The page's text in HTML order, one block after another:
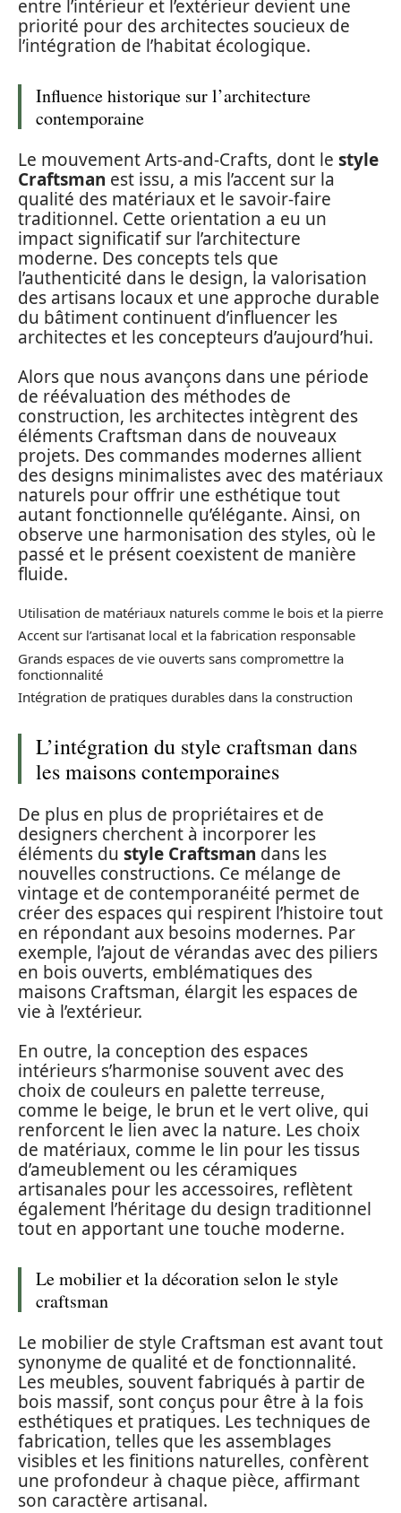
entre l’intérieur et l’extérieur devient une
priorité pour des architectes soucieux de
l’intégration de l’habitat écologique.
Influence historique sur l’architecture
contemporaine
Le mouvement Arts-and-Crafts, dont le style
Craftsman est issu, a mis l’accent sur la
qualité des matériaux et le savoir-faire
traditionnel. Cette orientation a eu un
impact significatif sur l’architecture
moderne. Des concepts tels que
l’authenticité dans le design, la valorisation
des artisans locaux et une approche durable
du bâtiment continuent d’influencer les
architectes et les concepteurs d’aujourd’hui.
Alors que nous avançons dans une période
de réévaluation des méthodes de
construction, les architectes intègrent des
éléments Craftsman dans de nouveaux
projets. Des commandes modernes allient
des designs minimalistes avec des matériaux
naturels pour offrir une esthétique tout
autant fonctionnelle qu’élégante. Ainsi, on
observe une harmonisation des styles, où le
passé et le présent coexistent de manière
fluide.
Utilisation de matériaux naturels comme le bois et la pierre
Accent sur l’artisanat local et la fabrication responsable
Grands espaces de vie ouverts sans compromettre la
fonctionnalité
Intégration de pratiques durables dans la construction
L’intégration du style craftsman dans
les maisons contemporaines
De plus en plus de propriétaires et de
designers cherchent à incorporer les
éléments du style Craftsman dans les
nouvelles constructions. Ce mélange de
vintage et de contemporanéité permet de
créer des espaces qui respirent l’histoire tout
en répondant aux besoins modernes. Par
exemple, l’ajout de vérandas avec des piliers
en bois ouverts, emblématiques des
maisons Craftsman, élargit les espaces de
vie à l’extérieur.
En outre, la conception des espaces
intérieurs s’harmonise souvent avec des
choix de couleurs en palette terreuse,
comme le beige, le brun et le vert olive, qui
renforcent le lien avec la nature. Les choix
de matériaux, comme le lin pour les tissus
d’ameublement ou les céramiques
artisanales pour les accessoires, reflètent
également l’héritage du design traditionnel
tout en apportant une touche moderne.
Le mobilier et la décoration selon le style
craftsman
Le mobilier de style Craftsman est avant tout
synonyme de qualité et de fonctionnalité.
Les meubles, souvent fabriqués à partir de
bois massif, sont conçus pour être à la fois
esthétiques et pratiques. Les techniques de
fabrication, telles que les assemblages
visibles et les finitions naturelles, confèrent
une profondeur à chaque pièce, affirmant
son caractère artisanal.